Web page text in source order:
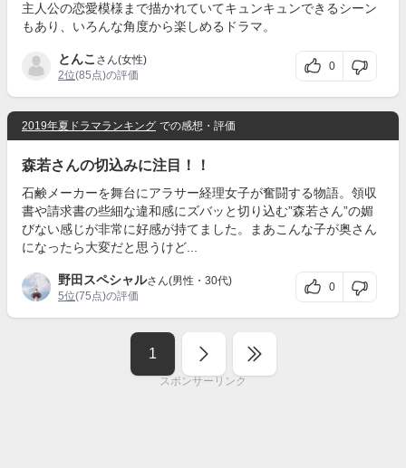
主人公の恋愛模様まで描かれていてキュンキュンできるシーン
もあり、いろんな角度から楽しめるドラマ。
とんこ さん(女性)
2位(85点)の評価
0
2019年夏ドラマランキング での感想・評価
森若さんの切込みに注目！！
石鹸メーカーを舞台にアラサー経理女子が奮闘する物語。領収
書や請求書の些細な違和感にズバッと切り込む”森若さん”の媚
びない感じが非常に好感が持てました。まあこんな子が奥さん
になったら大変だと思うけど...
野田スペシャルさん(男性・30代)
5位(75点)の評価
0
1
スポンサーリンク